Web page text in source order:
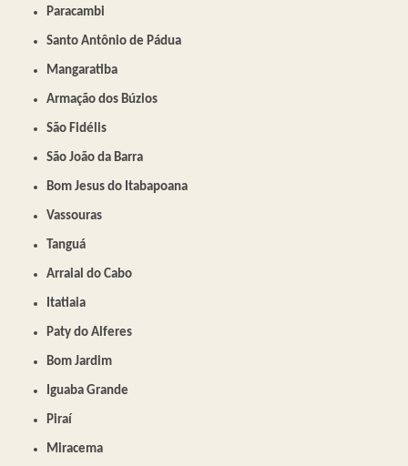
Paracambi
Santo Antônio de Pádua
Mangaratiba
Armação dos Búzios
São Fidélis
São João da Barra
Bom Jesus do Itabapoana
Vassouras
Tanguá
Arraial do Cabo
Itatiaia
Paty do Alferes
Bom Jardim
Iguaba Grande
Piraí
Miracema